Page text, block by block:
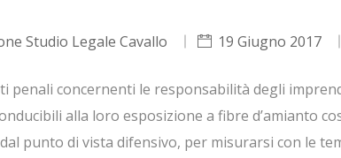
Studio Legale Cavallo 19 Giugno 2017
penali concernenti le responsabilità degli
alla loro esposizione a fibre d’amianto
punto di vista difensivo, per misurarsi con le